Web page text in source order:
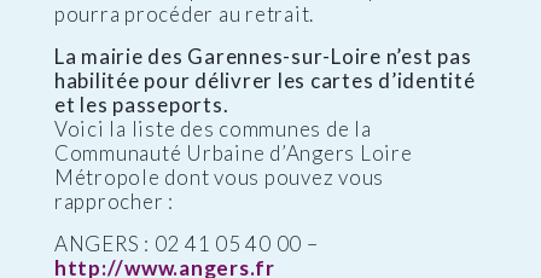
pourra procéder au retrait.
La mairie des Garennes-sur-Loire n’est pas
habilitée pour délivrer les cartes d’identité
et les passeports.
Voici la liste des communes de la
Communauté Urbaine d’Angers Loire
Métropole dont vous pouvez vous
rapprocher :
ANGERS : 02 41 05 40 00 –
http://www.angers.fr